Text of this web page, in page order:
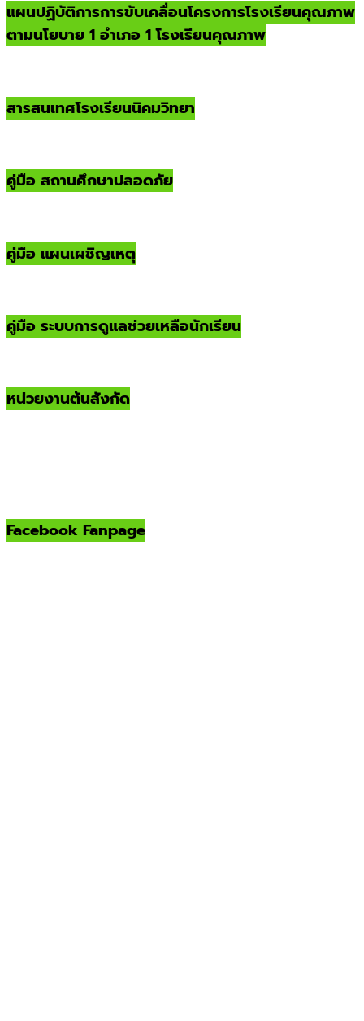
แผนปฏิบัติการการขับเคลื่อนโครงการโรงเรียนคุณภาพ
ตามนโยบาย 1 อำเภอ 1 โรงเรียนคุณภาพ
สารสนเทศโรงเรียนนิคมวิทยา
คู่มือ สถานศึกษาปลอดภัย
คู่มือ แผนเผชิญเหตุ
คู่มือ ระบบการดูแลช่วยเหลือนักเรียน
หน่วยงานต้นสังกัด
Facebook Fanpage